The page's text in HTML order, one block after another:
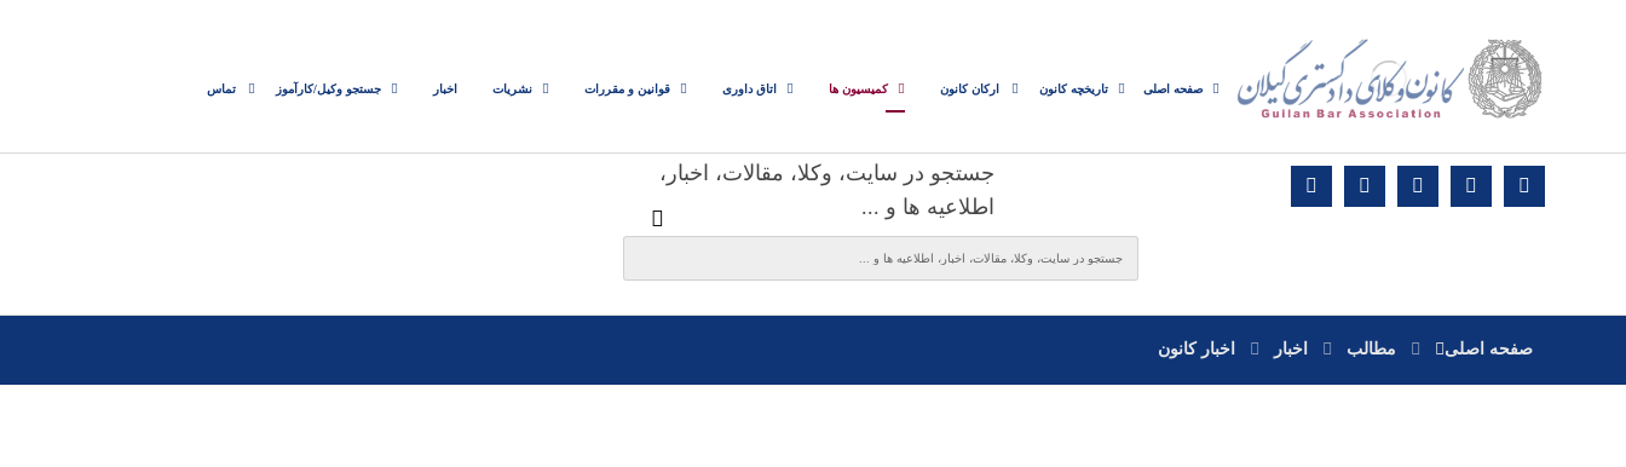
صفحه اصلی تاریخچه کانون ارکان کانون کمیسیون ها اتاق داوری قوانین و مقررات نشریات اخبار جستجو وکیل/کارآموز تماس
جستجو در سایت، وکلا، مقالات، اخبار،
اطلاعیه ها و ...
صفحه اصلی مطالب اخبار اخبار کانون